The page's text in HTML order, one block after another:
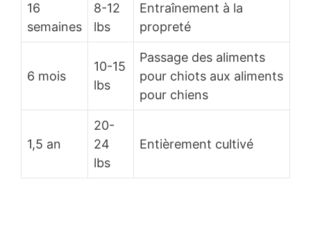
16
semaines
8-12
lbs
Entraînement à la
propreté
6 mois
10-15
lbs
Passage des aliments
pour chiots aux aliments
pour chiens
1,5 an
20-
24
lbs
Entièrement cultivé